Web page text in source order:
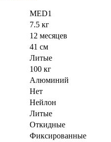
MED1­
7.5 кг
12 месяцев
41 см
Литые
100 кг
Алюминий
Нет
Нейлон
Литые
Откидные
Фиксированные